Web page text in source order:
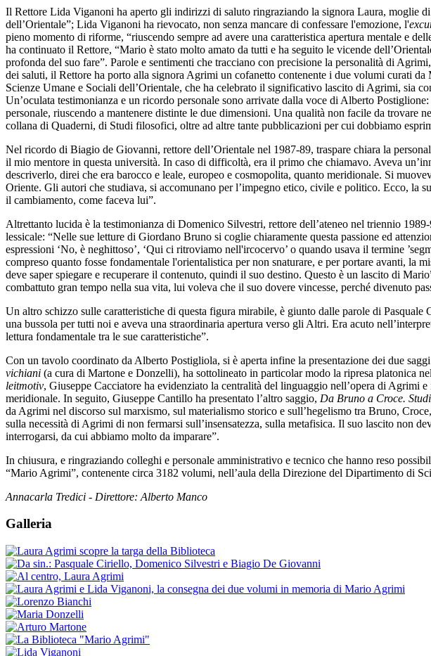
Il Rettore Lida Viganoni ha aperto gli indirizzi di saluto ringraziando la signora Laura, moglie
dell’Orientale”; Lida Viganoni ha rievocato, non senza mancare di confessare l'emozione, l'
pieno momento di riforme, “riuscendo sempre ad avere una caratteristica apertura mentale e
ha continuato il Rettore, “Mario è stato molto amato da tutti e ha seguito le vicende
profonda del suo fare”. Parole e sentimenti che tracciano con precisione la personalità di
dei saluti, il Rettore ha porto alla signora Agrimi un cofanetto contenente i due volumi curati
Scienze Umane e Sociali dell’Orientale, che ha celebrato il significativo lascito di Agrimi, sia
Un’oculata testimonianza e un ricordo personale sono arrivate dalla voce di Alberto
personale, riuscendo a mantenere distinte le due dimensioni. Una qualità non facile da trovare
collana di Quaderni, di Studi filosofici, oltre ad altre tante pubblicazioni per cui dobbiamo
Nel ricordo di Biagio de Giovanni, rettore dell’Orientale nel 1987-89, traspare chiara la
il mio mentore in questa università. In caso di difficoltà, era il primo che chiamavo. Aveva
descriverlo, direi che era barocco e leale, europeo e cosmopolita, quanto meridionale. Si
Oriente. Gli autori che studiava, si accomunano per l’impegno etico, civile e politico. Ecco, la
il cambiamento, come faceva lui”.
Altrettanto lucida è la testimonianza di Domenico Silvestri, rettore dell’ateneo nel triennio
lessicale: “Nelle sue letture di Giordano Bruno si coglie chiaramente questa passione ed
espressioni ‘No, è neghittoso’, ‘Qui ci ritroviamo nell'ircocervo’ o quando usava il termine
compreso quanto fosse fondamentale l'orientalistica per non snaturare, e per portare avanti, la
deve saper spiegare e recuperare il contenuto, quindi il suo destino. Questo è un lascito di
combattuto gran tempo nella sua vita, lui voleva che il suo dovere vincesse, perché divenuto
Un altro schizzo sulle caratteristiche di questa figura mirabile, è giunto dalle parole di
una bussola per tutti noi e aveva una straordinaria apertura verso gli Altri. Era acuto
lettura fondamentale tra le sue caratteristiche”.
Con un tavolo coordinato da Alberto Postigliola, si è aperta infine la presentazione dei due
vichiani (a cura di Martone e Donzelli), ha sottolineato in particolar modo la ripresa platonica
leitmotiv, Giuseppe Cacciatore ha evidenziato la centralità del linguaggio nell’opera di Agrimi
meridionale. In seguito, Giuseppe Cantillo ha presentato l’altro saggio, Da Bruno a Croce.
da Agrimi nel discorso sul marxismo, sul materialismo storico e sull’hegelismo tra Bruno,
sulla necessità di Agrimi di non fermarsi sull’insensatezza, sulla metafisica. Il suo lascito non
interrogarsi, da cui abbiamo molto da imparare”.
In chiusura, e ringraziando colleghi e personale amministrativo e tecnico che hanno reso
“Mario Agrimi”, contenente circa 3182 volumi, nell’aula della Direzione del Dipartimento di
Annacarla Tredici - Direttore: Alberto Manco
Galleria